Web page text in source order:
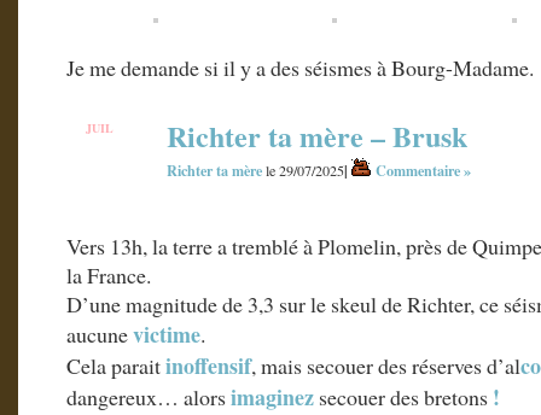
Je me demande si il y a des séismes à Bourg-Madame.
JUIL Richter ta mère – Brusk
Richter ta mèrele 29/07/2025| Commentaire »
Vers 13h, la terre a tremblé à Plomelin, près de
la France.
D’une magnitude de 3,3 sur le skeul de Richter, ce
aucunevictime.
Cela paraitinoffensif, mais secouer des réserves d’al
dangereux… alorsimaginez secouer des bretons !